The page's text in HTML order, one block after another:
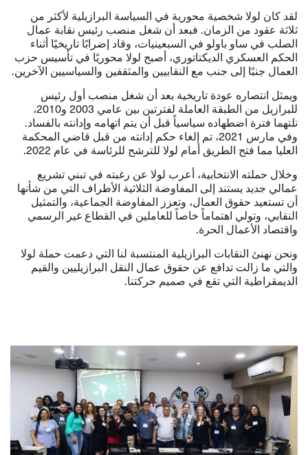
لقد كان لولا شخصية محورية في السياسة البرازيلية لأكثر من
ثلاثة عقود من الزمان. فبعد أن شغل منصب رئيس نقابة عمال
الصلب في ساو باولو في السبعينيات، وقاد إضرابًا تاريخيًا أثناء
الحكم العسكري الديكتاتوري، أصبح لولا محوريًا في تأسيس حزب
العمال جنبًا إلى جنب مع النقابيين والمثقفين والسياسيين الآخرين.
ويمثل انتصاره عودة تاريخية بعد أن شغل منصب أول رئيس
للبرازيل من الطبقة العاملة لفترتين بين عامي 2003 و2010،
تلتهما فترة اضطهاده سياسياً قبل أن يتم اتهامه وإدانته بالفساد.
وفي مارس 2021، تم إلغاء حكم إدانته من قبل قاضي المحكمة
العليا مما فتح الطريق أمام لولا للترشح للرئاسة في عام 2022.
وخلال حملته الانتخابية، أعرب لولا عن رغبته في تبني تشريع
عمالي جديد يستند إلى المفاوضة الثلاثية الأطراف التي من شأنها
أن تستعيد حقوق العمال، وتعزز المفاوضة الجماعية، والتمثيل
النقابي، وتولي اهتماماً خاصاً للعاملين في القطاع غير الرسمي
واقتصاد الأعمال الحرة.
ونحن نهنئ النقابات البرازيلية المنتسبة لنا التي دعمت حملة لولا
والتي ما زالت تدافع عن حقوق عمال النقل البرازيليين والقيم
الديمقراطية التي تقع في صميم حركتنا.